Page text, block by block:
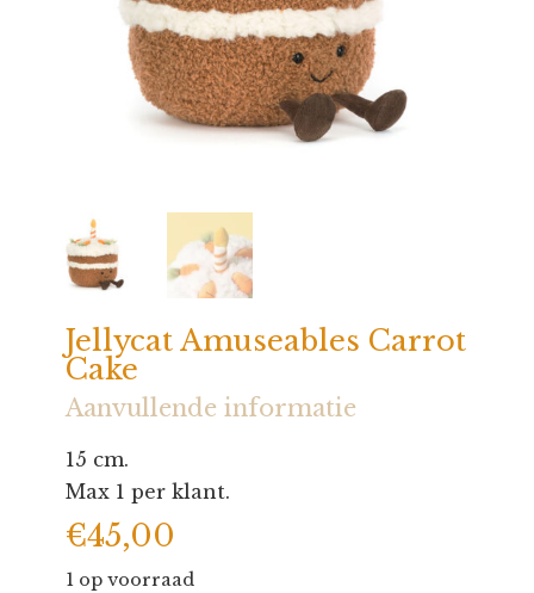
Jellycat Amuseables Carrot
Cake
Aanvullende informatie
15 cm.
Max 1 per klant.
€45,00
1 op voorraad